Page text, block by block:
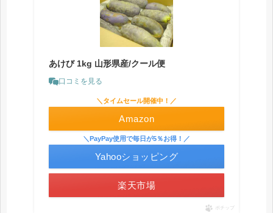
あけび 1kg 山形県産/クール便
口コミを見る
＼タイムセール開催中！／
Amazon
楽天市場
＼PayPay使用で毎日が5％お得！／
Yahooショッピング
ポチップ